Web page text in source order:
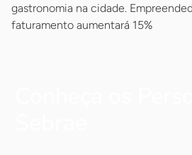
gastronomia na cidade.
faturamento aumentará 15%